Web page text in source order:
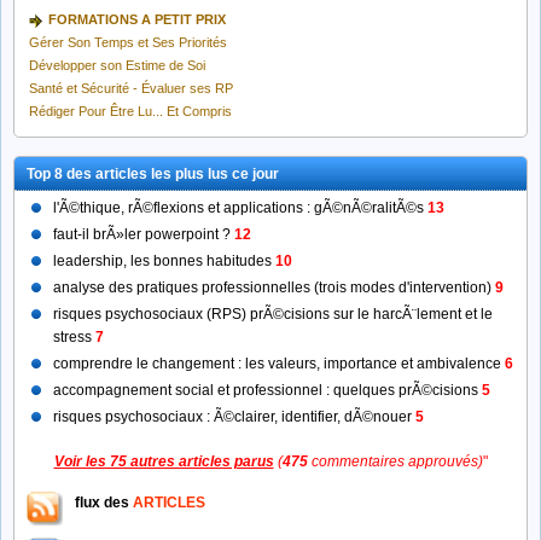
FORMATIONS A PETIT PRIX
Gérer Son Temps et Ses Priorités
Développer son Estime de Soi
Santé et Sécurité - Évaluer ses RP
Rédiger Pour Être Lu... Et Compris
Top 8 des articles les plus lus ce jour
l'Ã©thique, rÃ©flexions et applications : gÃ©nÃ©ralitÃ©s 13
faut-il brÃ»ler powerpoint ? 12
leadership, les bonnes habitudes 10
analyse des pratiques professionnelles (trois modes d'intervention) 9
risques psychosociaux (RPS) prÃ©cisions sur le harcÃ¨lement et le
stress 7
comprendre le changement : les valeurs, importance et ambivalence 6
accompagnement social et professionnel : quelques prÃ©cisions 5
risques psychosociaux : Ã©clairer, identifier, dÃ©nouer 5
Voir les 75 autres articles parus (475commentaires approuvés)"
flux des ARTICLES